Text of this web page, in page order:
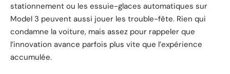
stationnement ou les essuie-glaces automatiques sur
Model 3 peuvent aussi jouer les trouble-fête. Rien qui
condamne la voiture, mais assez pour rappeler que
l’innovation avance parfois plus vite que l’expérience
accumulée.